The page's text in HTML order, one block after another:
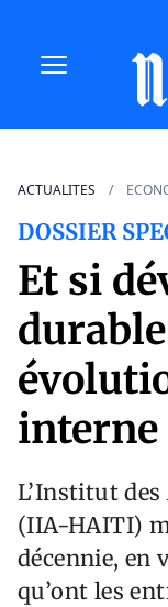
ACTUALITES
DOSSIER
Et si
interne
L’Institut
(IIA-HAITI)
décennie, en
qu’ont les